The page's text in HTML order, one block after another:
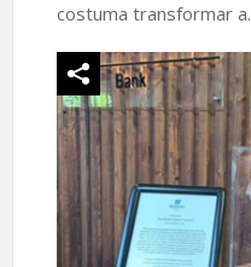
costuma transformar